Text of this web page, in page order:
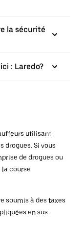
la sécurité
: Laredo?
utilisant
drogues. Si vous
de drogues ou
course
soumis à des taxes
en sus